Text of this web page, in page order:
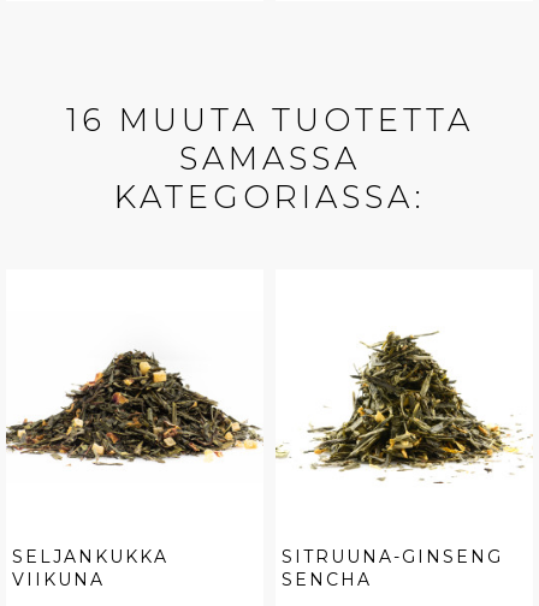
16 MUUTA TUOTETTA
SAMASSA
KATEGORIASSA:
SELJANKUKKA
VIIKUNA
SITRUUNA-GINSENG
SENCHA